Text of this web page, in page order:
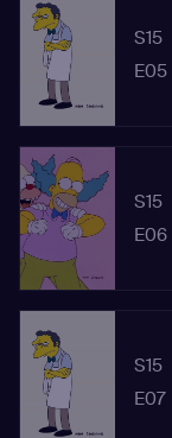
S15
E05
S15
E06
S15
E07